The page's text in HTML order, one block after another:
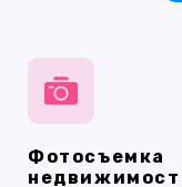
Фотосъемка